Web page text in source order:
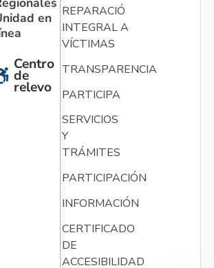
en
Centro
de
relevo
REPARACIÓN
INTEGRAL A
VÍCTIMAS
TRANSPARENCIA
PARTICIPA
SERVICIOS
Y
TRÁMITES
PARTICIPACIÓN
INFORMACIÓN
CERTIFICADO
DE
ACCESIBILIDAD